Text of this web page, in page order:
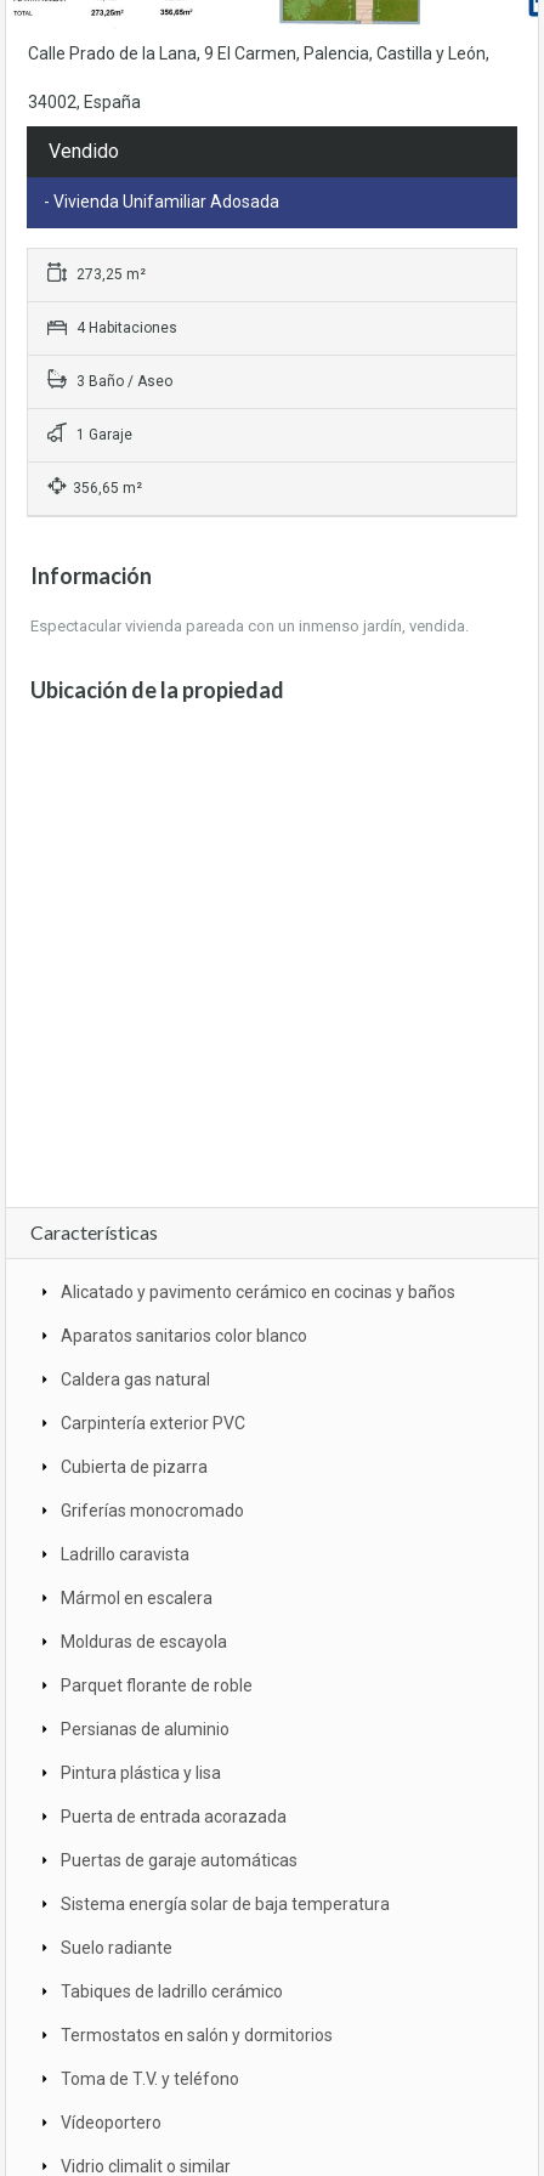
Calle Prado de la Lana, 9 El Carmen, Palencia, Castilla y León,
34002, España
Vendido
- Vivienda Unifamiliar Adosada
273,25 m²
4 Habitaciones
3 Baño / Aseo
1 Garaje
356,65 m²
Información
Espectacular vivienda pareada con un inmenso jardín, vendida.
Ubicación de la propiedad
Características
Alicatado y pavimento cerámico en cocinas y baños
Aparatos sanitarios color blanco
Caldera gas natural
Carpintería exterior PVC
Cubierta de pizarra
Griferías monocromado
Ladrillo caravista
Mármol en escalera
Molduras de escayola
Parquet florante de roble
Persianas de aluminio
Pintura plástica y lisa
Puerta de entrada acorazada
Puertas de garaje automáticas
Sistema energía solar de baja temperatura
Suelo radiante
Tabiques de ladrillo cerámico
Termostatos en salón y dormitorios
Toma de T.V. y teléfono
Vídeoportero
Vidrio climalit o similar
base a cómo
se usa la web.
Para que
funcione lo
durante tu
visita. Si rechaza